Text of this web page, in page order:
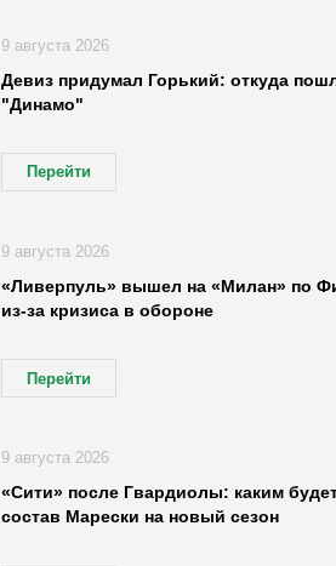
Девиз придумал Горький: откуда
"Динамо"
Перейти
9 августа 2026
«Ливерпуль» вышел на «Милан» по
из-за кризиса в обороне
Перейти
9 августа 2026
«Сити» после Гвардиолы: каким
состав Марески на новый сезон
9 августа 2026